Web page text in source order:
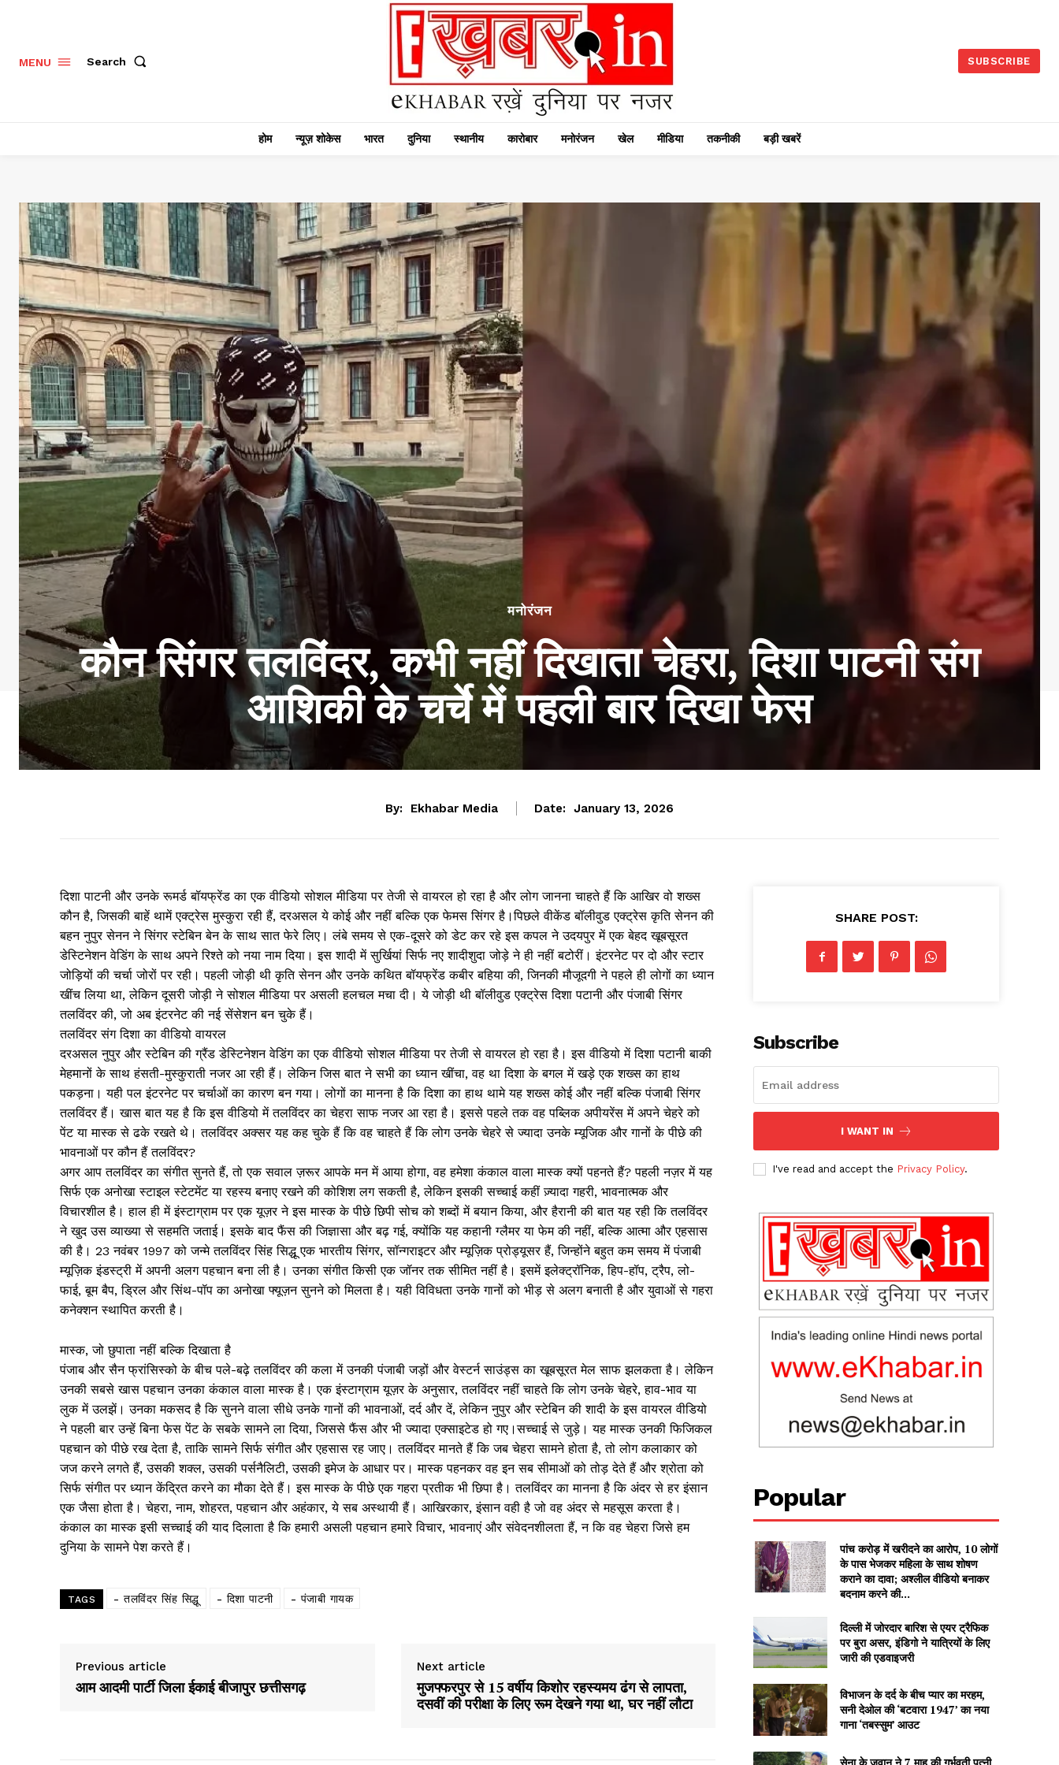
News Week
Magazine PRO
SUBSCRIBE NOW
Company
MENU Search SUBSCRIBE
होम न्यूज़ शोकेस भारत दुनिया स्थानीय कारोबार मनोरंजन खेल मीडिया तकनीकी बड़ी खबरें
मनोरंजन
कौन सिंगर तलविंदर, कभी नहीं दिखाता चेहरा, दिशा पाटनी संग
आशिकी के चर्चे में पहली बार दिखा फेस
By: Ekhabar Media Date: January 13, 2026
दिशा पाटनी और उनके रूमर्ड बॉयफ्रेंड का एक वीडियो सोशल मीडिया पर तेजी से वायरल हो रहा है और लोग जानना चाहते हैं कि आखिर वो शख्स
कौन है, जिसकी बाहें थामें एक्ट्रेस मुस्कुरा रही हैं, दरअसल ये कोई और नहीं बल्कि एक फेमस सिंगर है।पिछले वीकेंड बॉलीवुड एक्ट्रेस कृति सेनन की
बहन नुपुर सेनन ने सिंगर स्टेबिन बेन के साथ सात फेरे लिए। लंबे समय से एक-दूसरे को डेट कर रहे इस कपल ने उदयपुर में एक बेहद खूबसूरत
डेस्टिनेशन वेडिंग के साथ अपने रिश्ते को नया नाम दिया। इस शादी में सुर्खियां सिर्फ नए शादीशुदा जोड़े ने ही नहीं बटोरीं। इंटरनेट पर दो और स्टार
जोड़ियों की चर्चा जोरों पर रही। पहली जोड़ी थी कृति सेनन और उनके कथित बॉयफ्रेंड कबीर बहिया की, जिनकी मौजूदगी ने पहले ही लोगों का ध्यान
खींच लिया था, लेकिन दूसरी जोड़ी ने सोशल मीडिया पर असली हलचल मचा दी। ये जोड़ी थी बॉलीवुड एक्ट्रेस दिशा पटानी और पंजाबी सिंगर
तलविंदर की, जो अब इंटरनेट की नई सेंसेशन बन चुके हैं।
तलविंदर संग दिशा का वीडियो वायरल
दरअसल नुपुर और स्टेबिन की ग्रैंड डेस्टिनेशन वेडिंग का एक वीडियो सोशल मीडिया पर तेजी से वायरल हो रहा है। इस वीडियो में दिशा पटानी बाकी
मेहमानों के साथ हंसती-मुस्कुराती नजर आ रही हैं। लेकिन जिस बात ने सभी का ध्यान खींचा, वह था दिशा के बगल में खड़े एक शख्स का हाथ
पकड़ना। यही पल इंटरनेट पर चर्चाओं का कारण बन गया। लोगों का मानना है कि दिशा का हाथ थामे यह शख्स कोई और नहीं बल्कि पंजाबी सिंगर
तलविंदर हैं। खास बात यह है कि इस वीडियो में तलविंदर का चेहरा साफ नजर आ रहा है। इससे पहले तक वह पब्लिक अपीयरेंस में अपने चेहरे को
पेंट या मास्क से ढके रखते थे। तलविंदर अक्सर यह कह चुके हैं कि वह चाहते हैं कि लोग उनके चेहरे से ज्यादा उनके म्यूजिक और गानों के पीछे की
भावनाओं पर कौन हैं तलविंदर?
अगर आप तलविंदर का संगीत सुनते हैं, तो एक सवाल ज़रूर आपके मन में आया होगा, वह हमेशा कंकाल वाला मास्क क्यों पहनते हैं? पहली नज़र में यह
सिर्फ एक अनोखा स्टाइल स्टेटमेंट या रहस्य बनाए रखने की कोशिश लग सकती है, लेकिन इसकी सच्चाई कहीं ज़्यादा गहरी, भावनात्मक और
विचारशील है। हाल ही में इंस्टाग्राम पर एक यूज़र ने इस मास्क के पीछे छिपी सोच को शब्दों में बयान किया, और हैरानी की बात यह रही कि तलविंदर
ने खुद उस व्याख्या से सहमति जताई। इसके बाद फैंस की जिज्ञासा और बढ़ गई, क्योंकि यह कहानी ग्लैमर या फेम की नहीं, बल्कि आत्मा और एहसास
की है। 23 नवंबर 1997 को जन्मे तलविंदर सिंह सिद्धू एक भारतीय सिंगर, सॉन्गराइटर और म्यूज़िक प्रोड्यूसर हैं, जिन्होंने बहुत कम समय में पंजाबी
म्यूज़िक इंडस्ट्री में अपनी अलग पहचान बना ली है। उनका संगीत किसी एक जॉनर तक सीमित नहीं है। इसमें इलेक्ट्रॉनिक, हिप-हॉप, ट्रैप, लो-
फाई, बूम बैप, ड्रिल और सिंथ-पॉप का अनोखा फ्यूज़न सुनने को मिलता है। यही विविधता उनके गानों को भीड़ से अलग बनाती है और युवाओं से गहरा
कनेक्शन स्थापित करती है।
मास्क, जो छुपाता नहीं बल्कि दिखाता है
पंजाब और सैन फ्रांसिस्को के बीच पले-बढ़े तलविंदर की कला में उनकी पंजाबी जड़ों और वेस्टर्न साउंड्स का खूबसूरत मेल साफ झलकता है। लेकिन
उनकी सबसे खास पहचान उनका कंकाल वाला मास्क है। एक इंस्टाग्राम यूज़र के अनुसार, तलविंदर नहीं चाहते कि लोग उनके चेहरे, हाव-भाव या
लुक में उलझें। उनका मकसद है कि सुनने वाला सीधे उनके गानों की भावनाओं, दर्द और दें, लेकिन नुपुर और स्टेबिन की शादी के इस वायरल वीडियो
ने पहली बार उन्हें बिना फेस पेंट के सबके सामने ला दिया, जिससे फैंस और भी ज्यादा एक्साइटेड हो गए।सच्चाई से जुड़े। यह मास्क उनकी फिजिकल
पहचान को पीछे रख देता है, ताकि सामने सिर्फ संगीत और एहसास रह जाए। तलविंदर मानते हैं कि जब चेहरा सामने होता है, तो लोग कलाकार को
जज करने लगते हैं, उसकी शक्ल, उसकी पर्सनैलिटी, उसकी इमेज के आधार पर। मास्क पहनकर वह इन सब सीमाओं को तोड़ देते हैं और श्रोता को
सिर्फ संगीत पर ध्यान केंद्रित करने का मौका देते हैं। इस मास्क के पीछे एक गहरा प्रतीक भी छिपा है। तलविंदर का मानना है कि अंदर से हर इंसान
एक जैसा होता है। चेहरा, नाम, शोहरत, पहचान और अहंकार, ये सब अस्थायी हैं। आखिरकार, इंसान वही है जो वह अंदर से महसूस करता है।
कंकाल का मास्क इसी सच्चाई की याद दिलाता है कि हमारी असली पहचान हमारे विचार, भावनाएं और संवेदनशीलता हैं, न कि वह चेहरा जिसे हम
दुनिया के सामने पेश करते हैं।
TAGS - तलविंदर सिंह सिद्धू - दिशा पाटनी - पंजाबी गायक
Previous article
आम आदमी पार्टी जिला ईकाई बीजापुर छत्तीसगढ़
Next article
मुजफ्फरपुर से 15 वर्षीय किशोर रहस्यमय ढंग से लापता,
दसवीं की परीक्षा के लिए रूम देखने गया था, घर नहीं लौटा
SHARE POST:
Subscribe
I WANT IN
I've read and accept the Privacy Policy.
Popular
पांच करोड़ में खरीदने का आरोप, 10 लोगों
के पास भेजकर महिला के साथ शोषण
कराने का दावा; अश्लील वीडियो बनाकर
बदनाम करने की...
दिल्ली में जोरदार बारिश से एयर ट्रैफिक
पर बुरा असर, इंडिगो ने यात्रियों के लिए
जारी की एडवाइजरी
विभाजन के दर्द के बीच प्यार का मरहम,
सनी देओल की ‘बटवारा 1947’ का नया
गाना ‘तबस्सुम’ आउट